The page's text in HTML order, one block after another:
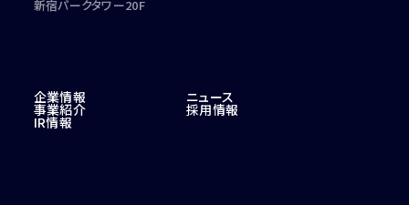
新宿パークタワー20F
企業情報 ニュース
事業紹介 採用情報
IR情報